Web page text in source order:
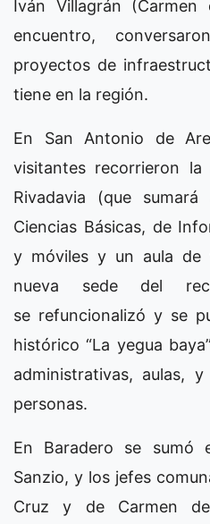
Iván Villagrán
encuentro,
proyectos de
tiene en la región.
En San Antonio de
visitantes recorrieron
Rivadavia (que
Ciencias Básicas, de
y móviles y un aula de
nueva sede del
se refuncionalizó y se
histórico “La yegua
administrativas, aulas,
personas.
En Baradero se sumó
Sanzio, y los jefes
Cruz y de Carmen